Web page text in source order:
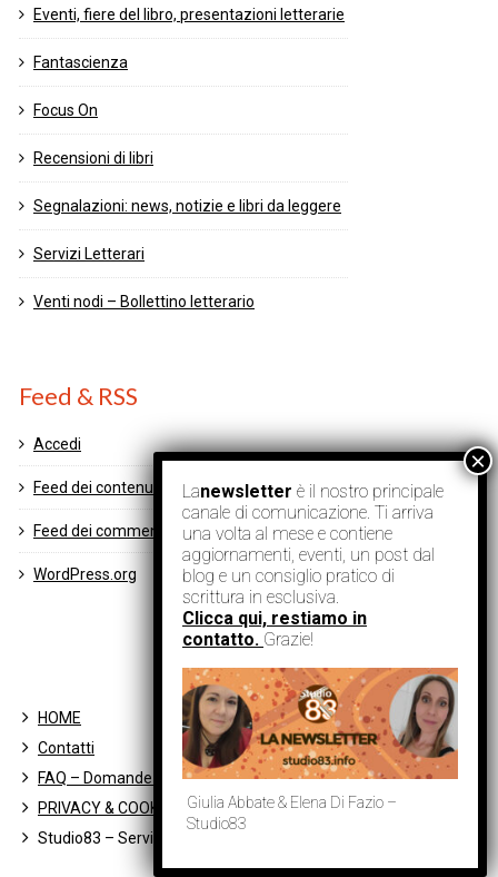
Eventi, fiere del libro, presentazioni letterarie
Fantascienza
Focus On
Recensioni di libri
Segnalazioni: news, notizie e libri da leggere
Servizi Letterari
Venti nodi – Bollettino letterario
Feed & RSS
Accedi
Feed dei contenuti
Feed dei commenti
WordPress.org
HOME
Contatti
FAQ – Domande Frequenti
PRIVACY & COOKIE POLICY
Studio83 – Servizi Letterari® è un marchio registrato.
Lanewsletter è il nostro principale
canale di comunicazione. Ti arriva
una volta al mese e contiene
aggiornamenti, eventi, un post dal
blog e un consiglio pratico di
scrittura in esclusiva.
Clicca qui, restiamo in
contatto. Grazie!
Giulia Abbate & Elena Di Fazio –
Studio83